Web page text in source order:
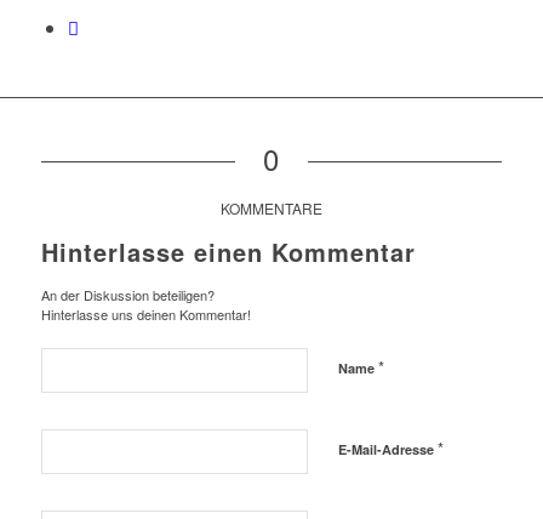
0
KOMMENTARE
Hinterlasse einen Kommentar
An der Diskussion beteiligen?
Hinterlasse uns deinen Kommentar!
Name *
E-Mail-Adresse *